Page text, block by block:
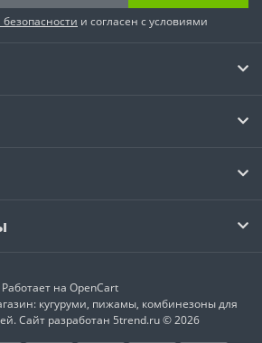
и согласен с условиями
Работает на OpenCart
кугуруми, пижамы, комбинезоны для
Сайт разработан 5trend.ru © 2026